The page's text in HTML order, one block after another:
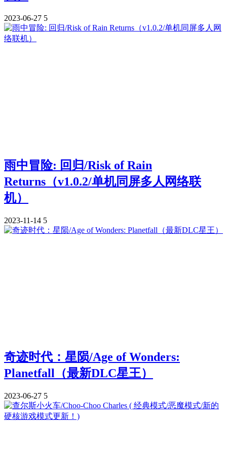
2023-06-27 5
雨中冒险: 回归/Risk of Rain
Returns（v1.0.2/单机同屏多人网络联
机）
2023-11-14 5
奇迹时代：星陨/Age of Wonders:
Planetfall（最新DLC星王）
2023-06-27 5